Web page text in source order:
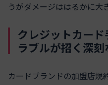
うがダメージははるかに大
クレジットカー
ラブルが招く深
カードブランドの加盟店規